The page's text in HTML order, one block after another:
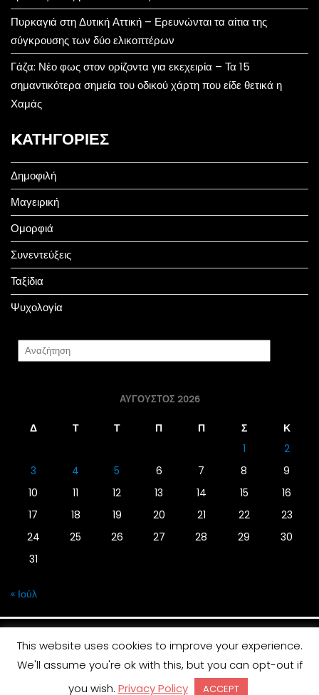
Πυρκαγιά στη Δυτική Αττική – Ερευνώνται τα αίτια της
σύγκρουσης των δύο ελικοπτέρων
Γάζα: Νέο φως στον ορίζοντα για εκεχειρία – Τα 15
σημαντικότερα σημεία του οδικού χάρτη που είδε θετικά η
Χαμάς
KΑΤΗΓΟΡΊΕΣ
Δημοφιλή
Μαγειρική
Ομορφιά
Συνεντεύξεις
Ταξίδια
Ψυχολογία
ΑΎΓΟΥΣΤΟΣ 2026
Δ Τ Τ Π Π Σ
Κ
1
2
3
4 5 6 7 8
9
10
11 12 13 14 15
16
17
18 19 20 21 22
23
24
25 26 27 28 29
30
31
« Ιούλ
© 2019 | Screen Magazine - Ηλεκτρονική εφημερίδα
This website uses cookies to improve your experience.
We'll assume you're ok with this, but you can opt-out if
you wish. Privacy Policy ACCEPT